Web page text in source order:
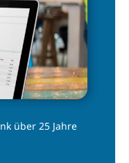
über 25 Jahre